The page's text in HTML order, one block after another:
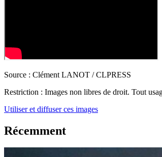
Source : Clément LANOT / CLPRESS
Restriction : Images non libres de droit. Tout
Utiliser et diffuser ces images
Récemment